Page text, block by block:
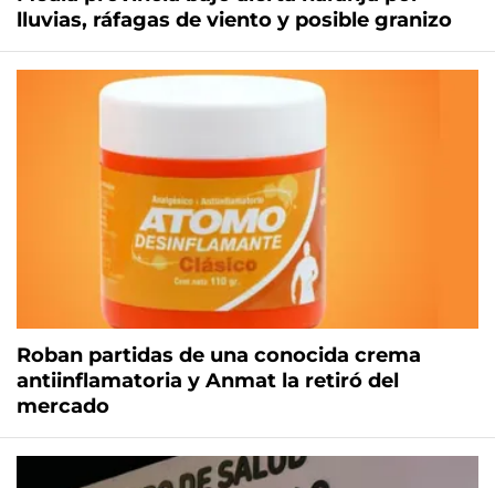
lluvias, ráfagas de viento y posible granizo
Roban partidas de una conocida crema
antiinflamatoria y Anmat la retiró del
mercado